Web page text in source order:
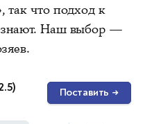
так что подход к
знают. Наш выбор —
Поставить →